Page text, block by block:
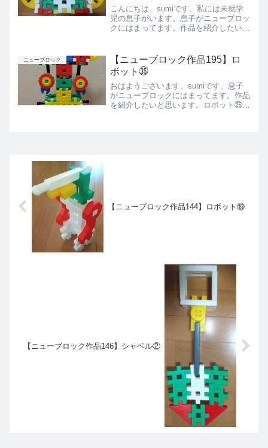
ト）
こんにちは。sumiです。私には未就学
児の息子がいます。息子がニューブロッ
クにはまってます。作品を紹介したいと
ッチャード』に登場する変身ベルトで
す。カードを２枚入れると...
ニューブロック
【ニューブロック作品195】ロ
ボット㉟
おはようございます。sumiです。息子
がニューブロックにはまってます。作品
を紹介したいと思います。ロボット㉟正
【ニューブロック作品144】ロボット⑲
【ニューブロック作品146】シャベル②